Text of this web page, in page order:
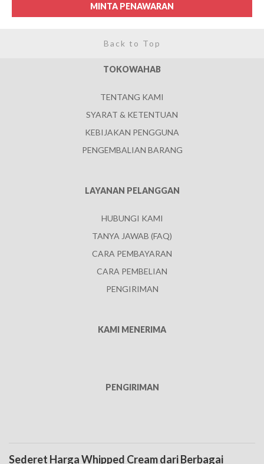
MINTA PENAWARAN
Back to Top
TOKOWAHAB
TENTANG KAMI
SYARAT & KETENTUAN
KEBIJAKAN PENGGUNA
PENGEMBALIAN BARANG
LAYANAN PELANGGAN
HUBUNGI KAMI
TANYA JAWAB (FAQ)
CARA PEMBAYARAN
CARA PEMBELIAN
PENGIRIMAN
KAMI MENERIMA
PENGIRIMAN
Sederet Harga Whipped Cream dari Berbagai